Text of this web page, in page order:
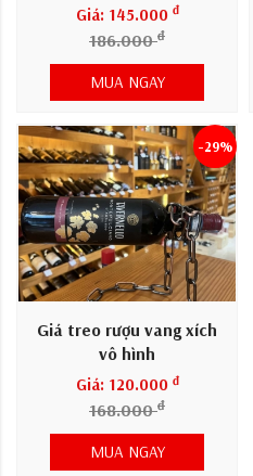
Giá: 145.000 đ
186.000đ
MUA NGAY
Giá treo rượu vang xích
vô hình
Giá: 120.000 đ
168.000đ
-29%
MUA NGAY